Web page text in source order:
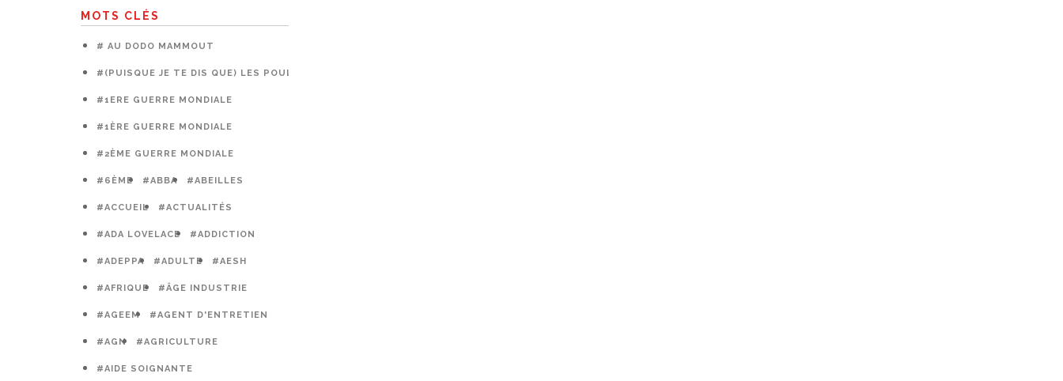
MOTS CLÉS
# AU DODO MAMMOUT
#(PUISQUE JE TE DIS QUE) LES POULES PRÉFÈRENT LES CAGES
#1ERE GUERRE MONDIALE
#1ÈRE GUERRE MONDIALE
#2ÈME GUERRE MONDIALE
#6ÈME #ABBA #ABEILLES
#ACCUEIL #ACTUALITÉS
#ADA LOVELACE #ADDICTION
#ADEPPA #ADULTE #AESH
#AFRIQUE #ÂGE INDUSTRIE
#AGEEM #AGENT D'ENTRETIEN
#AGN #AGRICULTURE
#AIDE SOIGNANTE